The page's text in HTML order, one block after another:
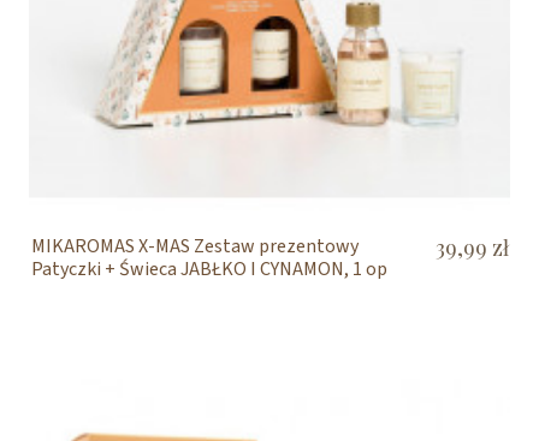
MIKAROMAS X-MAS Zestaw prezentowy
Patyczki + Świeca JABŁKO I CYNAMON, 1 op
39,99 zł